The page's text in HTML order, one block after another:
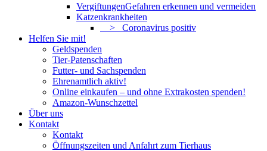
VergiftungenGefahren erkennen und vermeiden
Katzenkrankheiten
> Coronavirus positiv
Helfen Sie mit!
Geldspenden
Tier-Patenschaften
Futter- und Sachspenden
Ehrenamtlich aktiv!
Online einkaufen – und ohne Extrakosten spenden!
Amazon-Wunschzettel
Über uns
Kontakt
Kontakt
Öffnungszeiten und Anfahrt zum Tierhaus